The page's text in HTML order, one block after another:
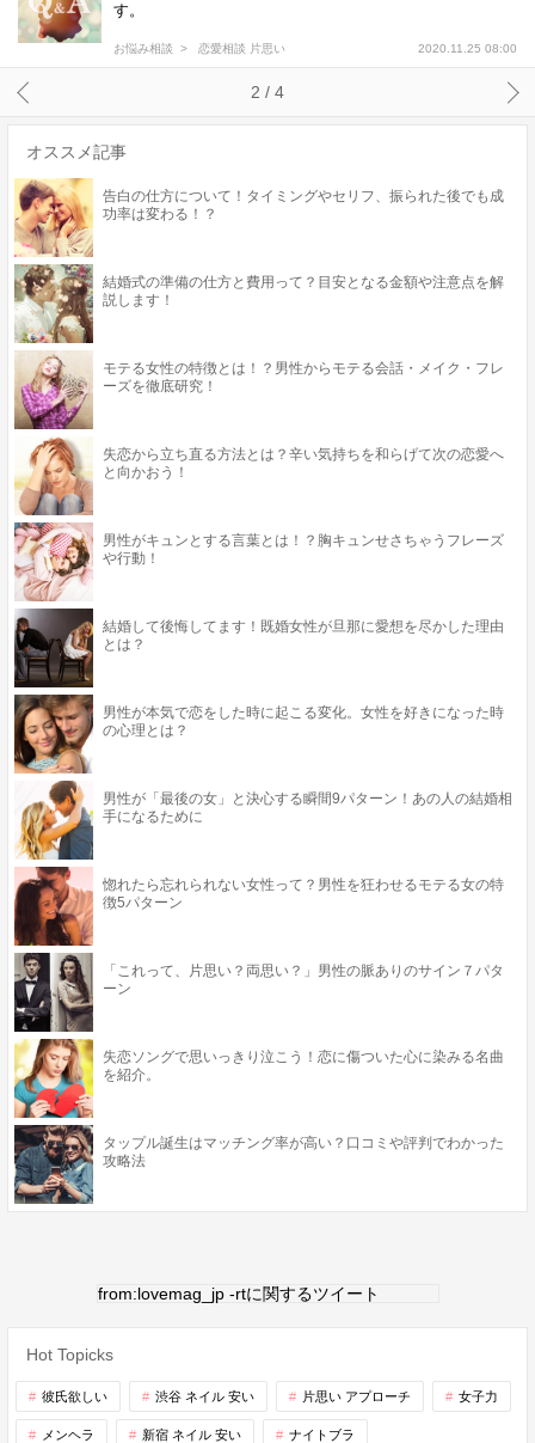
す。
お悩み相談 恋愛相談 片思い 2020.11.25 08:00
2 / 4
オススメ記事
告白の仕方について！タイミングやセリフ、振られた後でも成
功率は変わる！？
結婚式の準備の仕方と費用って？目安となる金額や注意点を解
説します！
モテる女性の特徴とは！？男性からモテる会話・メイク・フレ
ーズを徹底研究！
失恋から立ち直る方法とは？辛い気持ちを和らげて次の恋愛へ
と向かおう！
男性がキュンとする言葉とは！？胸キュンせさちゃうフレーズ
や行動！
結婚して後悔してます！既婚女性が旦那に愛想を尽かした理由
とは？
男性が本気で恋をした時に起こる変化。女性を好きになった時
の心理とは？
男性が「最後の女」と決心する瞬間9パターン！あの人の結婚相
手になるために
惚れたら忘れられない女性って？男性を狂わせるモテる女の特
徴5パターン
「これって、片思い？両思い？」男性の脈ありのサイン７パタ
ーン
失恋ソングで思いっきり泣こう！恋に傷ついた心に染みる名曲
を紹介。
タップル誕生はマッチング率が高い？口コミや評判でわかった
攻略法
from:lovemag_jp -rtに関するツイート
Hot Topicks
彼氏欲しい 渋谷 ネイル 安い 片思い アプローチ 女子力
メンヘラ 新宿 ネイル 安い ナイトブラ